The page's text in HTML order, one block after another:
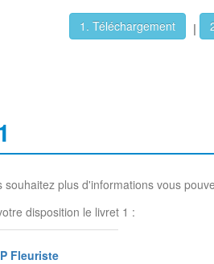
1. Téléchargement |
plus d'informations vous
disposition le livret 1 :
Fleuriste